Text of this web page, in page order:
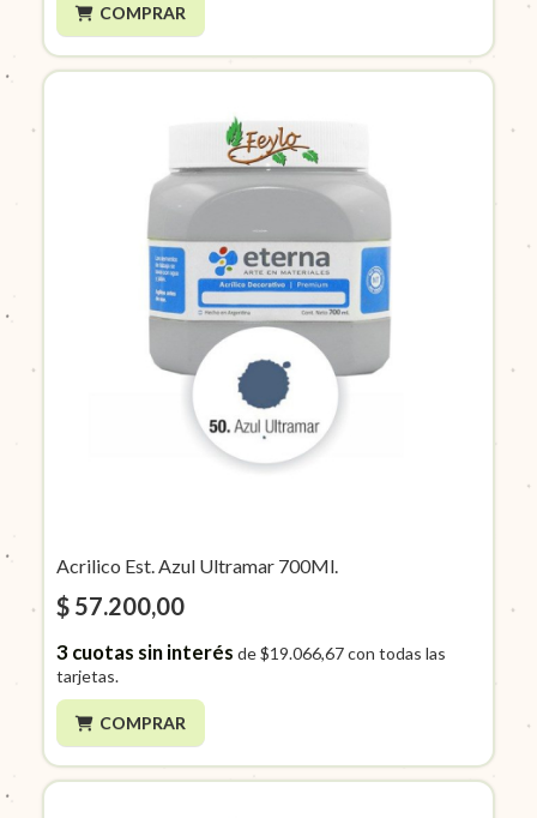
COMPRAR
Acrilico Est. Azul Ultramar 700Ml.
$ 57.200,00
3cuotas sin interés de$19.066,67con todas las
tarjetas.
COMPRAR